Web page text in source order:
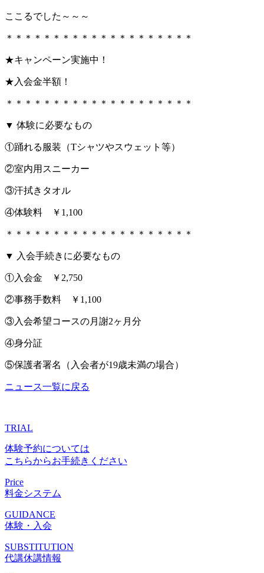
ここるでした～～～
＊＊＊＊＊＊＊＊＊＊＊＊＊＊＊＊＊＊＊＊
★キャンペーン実施中！
★入会金半額！
＊＊＊＊＊＊＊＊＊＊＊＊＊＊＊＊＊＊＊＊
▼ 体験に必要なもの
①踊れる服装（Tシャツやスウェット等）
②室内用スニーカー
③汗拭きタオル
④体験料 ￥1,100
＊＊＊＊＊＊＊＊＊＊＊＊＊＊＊＊＊＊＊＊
▼ 入会手続きに必要なもの
①入会金 ￥2,750
②事務手数料 ￥1,100
③入会希望コースの月謝2ヶ月分
④身分証
⑤保護者署名（入会者が19歳未満の場合）
ニュース一覧に戻る
TRIAL
体験予約については
こちらからお手続きください
Price
料金システム
GUIDANCE
体験・入会
SUBSTITUTION
代講休講情報